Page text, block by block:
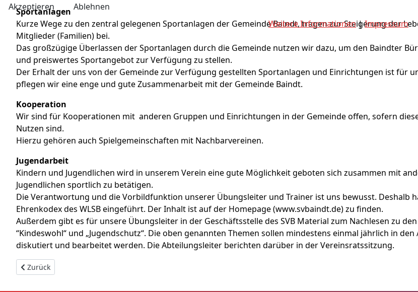
Sportanlagen
Kurze Wege zu den zentral gelegenen Sportanlagen der Gemeinde Baindt, tragen zur Steigerung der
Mitglieder (Familien) bei.
Das großzügige Überlassen der Sportanlagen durch die Gemeinde nutzen wir dazu, um den Baindter
und preiswertes Sportangebot zur Verfügung zu stellen.
Der Erhalt der uns von der Gemeinde zur Verfügung gestellten Sportanlagen und Einrichtungen ist für
pflegen wir eine enge und gute Zusammenarbeit mit der Gemeinde Baindt.
Kooperation
Wir sind für Kooperationen mit anderen Gruppen und Einrichtungen in der Gemeinde offen, sofern
Nutzen sind.
Hierzu gehören auch Spielgemeinschaften mit Nachbarvereinen.
Jugendarbeit
Kindern und Jugendlichen wird in unserem Verein eine gute Möglichkeit geboten sich zusammen mit
Jugendlichen sportlich zu betätigen.
Die Verantwortung und die Vorbildfunktion unserer Übungsleiter und Trainer ist uns bewusst. Deshalb
Ehrenkodex des WLSB eingeführt. Der Inhalt ist auf der Homepage (www.svbaindt.de) zu finden.
Außerdem gibt es für unsere Übungsleiter in der Geschäftsstelle des SVB Material zum Nachlesen zu
“Kindeswohl“ und „Jugendschutz“. Die oben genannten Themen sollen mindestens einmal jährlich in
diskutiert und bearbeitet werden. Die Abteilungsleiter berichten darüber in der Vereinsratssitzung.
Vorheriger Beitrag: Über uns
Zurück
Akzeptieren
Ablehnen
Weitere Informationen|Impressum